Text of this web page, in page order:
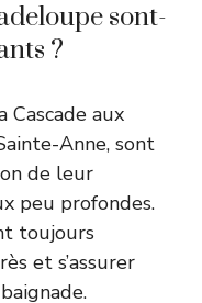
sont-
?
Cascade aux
Anne, sont
de leur
peu profondes.
toujours
et s’assurer